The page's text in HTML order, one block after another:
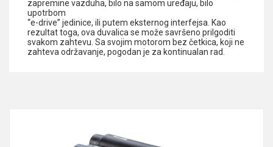
zapremine vazduha, bilo na samom uređaju, bilo
upotrbom
“e-drive” jedinice, ili putem eksternog interfejsa. Kao
rezultat toga, ova duvalica se može savršeno prilgoditi
svakom zahtevu. Sa svojim motorom bez četkica, koji ne
zahteva održavanje, pogodan je za kontinualan rad.